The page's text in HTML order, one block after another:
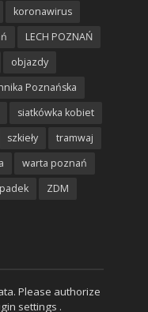
koronawirus
LECH POZNAŃ
objazdy
Poznańska
siatkówka kobiet
szkieły
tramwaj
warta poznań
ZDM
Please authorize
settings .